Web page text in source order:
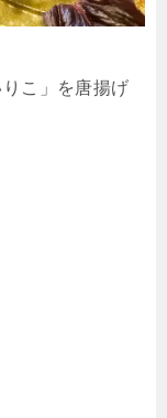
こ」を唐揚げ